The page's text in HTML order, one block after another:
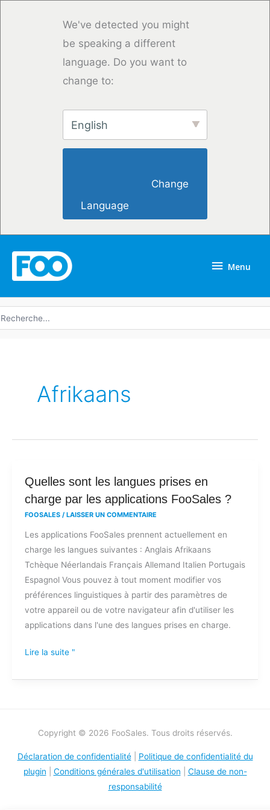
We've detected you might
be speaking a different
language. Do you want to
change to:
English
Language
Menu
Afrikaans
Quelles sont les langues prises en
charge par les applications FooSales ?
FOOSALES / LAISSER UN COMMENTAIRE
Les applications FooSales prennent actuellement en
charge les langues suivantes : Anglais Afrikaans
Tchèque Néerlandais Français Allemand Italien Portugais
Espagnol Vous pouvez à tout moment modifier vos
préférences linguistiques à partir des paramètres de
votre appareil ou de votre navigateur afin d'utiliser les
applications dans l'une des langues prises en charge.
Quelles
sont
prises
en
charge
par
les
applications
FooSales
Lire la suite "
Copyright © 2026 FooSales. Tous droits réservés.
Déclaration de confidentialité| Politique de confidentialité du
plugin
Conditions générales d'utilisation
Clause de non-
responsabilité